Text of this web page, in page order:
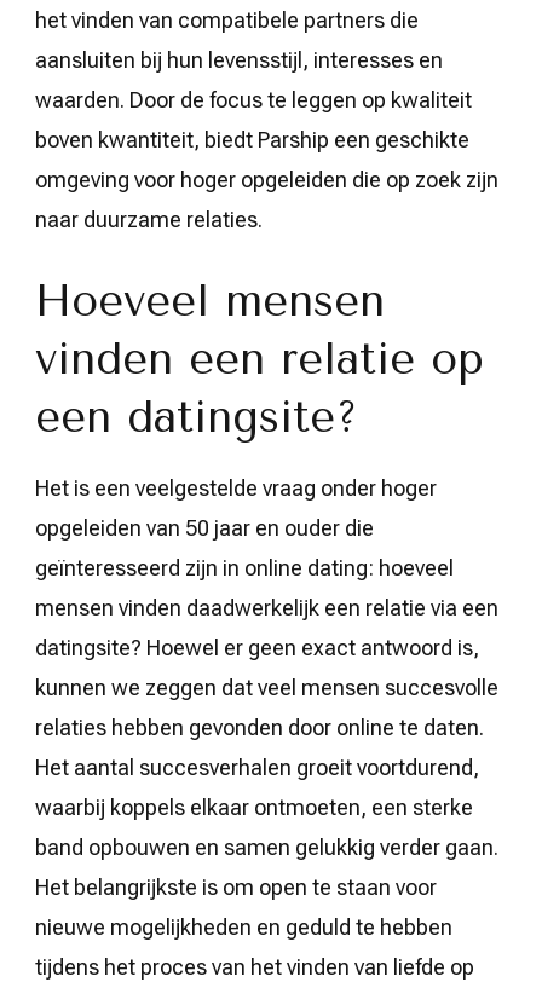
het vinden van compatibele partners die
aansluiten bij hun levensstijl, interesses en
waarden. Door de focus te leggen op kwaliteit
boven kwantiteit, biedt Parship een geschikte
omgeving voor hoger opgeleiden die op zoek zijn
naar duurzame relaties.
Hoeveel mensen
vinden een relatie op
een datingsite?
Het is een veelgestelde vraag onder hoger
opgeleiden van 50 jaar en ouder die
geïnteresseerd zijn in online dating: hoeveel
mensen vinden daadwerkelijk een relatie via een
datingsite? Hoewel er geen exact antwoord is,
kunnen we zeggen dat veel mensen succesvolle
relaties hebben gevonden door online te daten.
Het aantal succesverhalen groeit voortdurend,
waarbij koppels elkaar ontmoeten, een sterke
band opbouwen en samen gelukkig verder gaan.
Het belangrijkste is om open te staan voor
nieuwe mogelijkheden en geduld te hebben
tijdens het proces van het vinden van liefde op